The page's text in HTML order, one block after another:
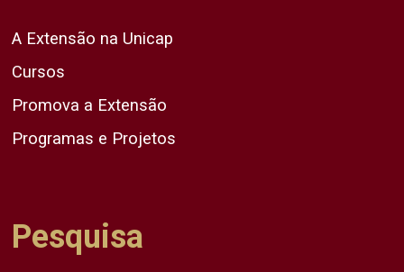
A Extensão na Unicap
Cursos
Promova a Extensão
Programas e Projetos
Pesquisa